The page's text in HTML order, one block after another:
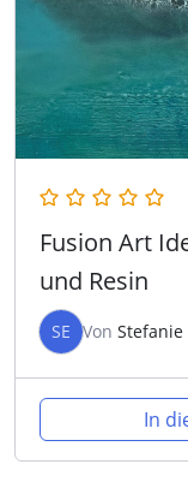
Fusion Art
und Resin
SE Von Stefanie
In